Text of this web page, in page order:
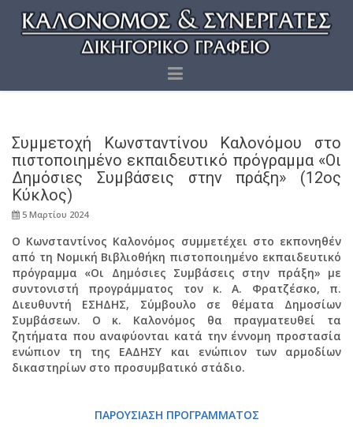
Συμμετοχή Κωνσταντίνου Καλονόμου στο
πιστοποιημένο εκπαιδευτικό πρόγραμμα «Οι
Δημόσιες Συμβάσεις στην πράξη» (12ος
Κύκλος)
5 Μαρτίου 2024
Ο Κωνσταντίνος Καλονόμος συμμετέχει στο εκπονηθέν
από τη Νομική Βιβλιοθήκη πιστοποιημένο εκπαιδευτικό
πρόγραμμα «Οι Δημόσιες Συμβάσεις στην πράξη» με
συντονιστή προγράμματος τον κ. Α. Φρατζέσκο, π.
Διευθυντή ΕΣΗΔΗΣ, Σύμβουλο σε θέματα Δημοσίων
Συμβάσεων. Ο κ. Καλονόμος θα πραγματευθεί τα
ζητήματα που αναφύονται κατά την έννομη προστασία
ενώπιον τη της ΕΑΔΗΣΥ και ενώπιον των αρμοδίων
δικαστηρίων στο προσυμβατικό στάδιο.
ΠΑΡΟΥΣΙΑΣΗ ΠΡΟΓΡΑΜΜΑΤΟΣ